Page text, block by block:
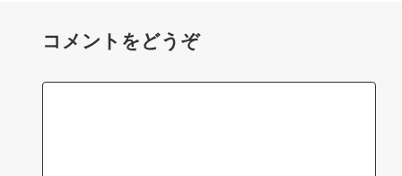
コメントをどうぞ